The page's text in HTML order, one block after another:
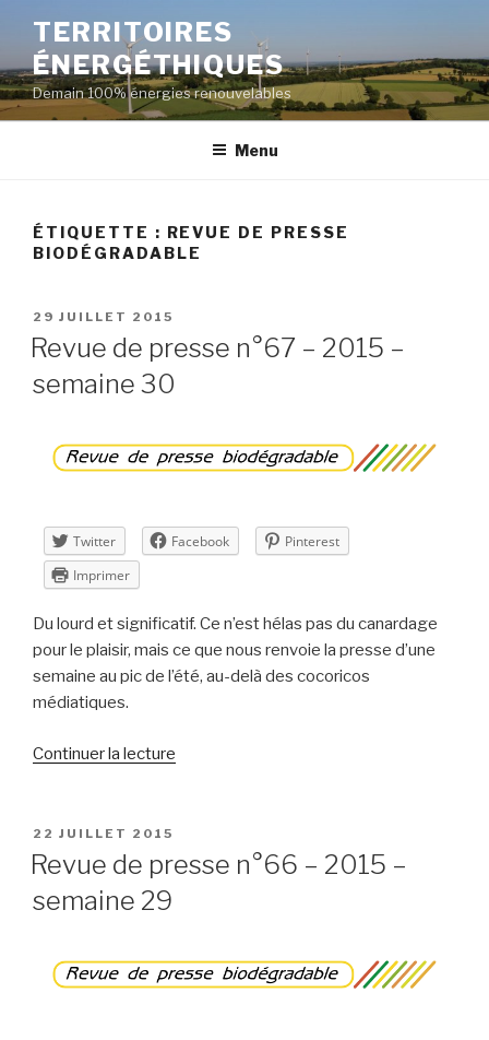
contenu
principal
TERRITOIRES
ÉNERGÉTHIQUES
Demain 100% énergies renouvelables
Menu
ÉTIQUETTE : REVUE DE PRESSE
BIODÉGRADABLE
PUBLIÉ
LE
29 JUILLET 2015
Revue de presse n°67 – 2015 –
semaine 30
Twitter Facebook
Pinterest
Imprimer
Du lourd et significatif. Ce n’est hélas pas du canardage
pour le plaisir, mais ce que nous renvoie la presse d’une
semaine au pic de l’été, au-delà des cocoricos
médiatiques.
Continuer la lecture
n°67
semaine
30 »
PUBLIÉ
LE
22 JUILLET 2015
Revue de presse n°66 – 2015 –
semaine 29